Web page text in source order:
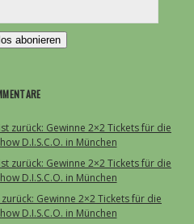
abonieren
zurück: Gewinne 2×2 Tickets für die
D.I.S.C.O. in München
zurück: Gewinne 2×2 Tickets für die
D.I.S.C.O. in München
Gewinne 2×2 Tickets für die
D.I.S.C.O. in München